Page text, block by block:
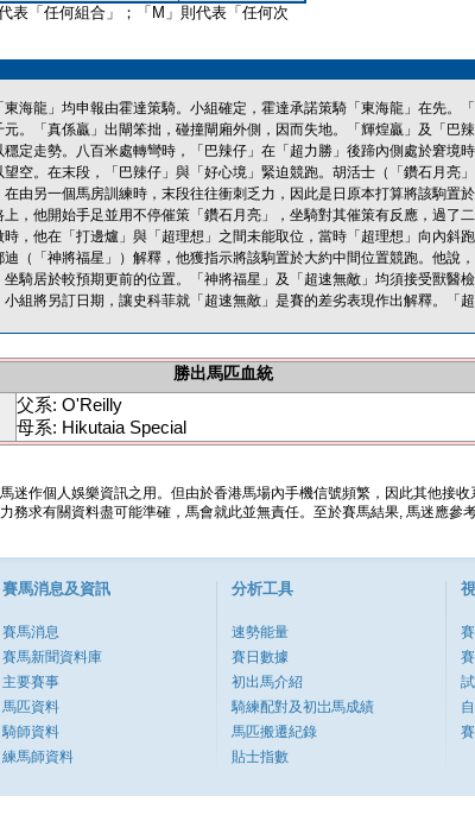
表「任何組合」；「M」則代表「任何次
海龍」均申報由霍達策騎。小組確定，霍達承諾策騎「東海龍」在先。「
。「真係贏」出閘笨拙，碰撞閘廂外側，因而失地。「輝煌贏」及「巴
穩定走勢。八百米處轉彎時，「巴辣仔」在「超力勝」後蹄內側處於窘境
空。在末段，「巴辣仔」與「好心境」緊迫競跑。胡活士（「鑽石月亮
由另一個馬房訓練時，末段往往衝刺乏力，因此是日原本打算將該駒置
，他開始手足並用不停催策「鑽石月亮」，坐騎對其催策有反應，過了
，他在「打邊爐」與「超理想」之間未能取位，當時「超理想」向內斜
（「神將福星」）解釋，他獲指示將該駒置於大約中間位置競跑。他說
騎居於較預期更前的位置。「神將福星」及「超速無敵」均須接受獸醫
組將另訂日期，讓史科菲就「超速無敵」是賽的差劣表現作出解釋。「
勝出馬匹血統
父系: O'Reilly
母系: Hikutaia Special
迷作個人娛樂資訊之用。但由於香港馬場內手機信號頻繁，因此其他接
務求有關資料盡可能準確，馬會就此並無責任。至於賽馬結果, 馬迷應參
賽馬消息及資訊
賽馬消息
賽馬新聞資料庫
主要賽事
馬匹資料
騎師資料
練馬師資料
分析工具
速勢能量
賽日數據
初出馬介紹
騎練配對及初岀馬成績
馬匹搬遷紀錄
貼士指數